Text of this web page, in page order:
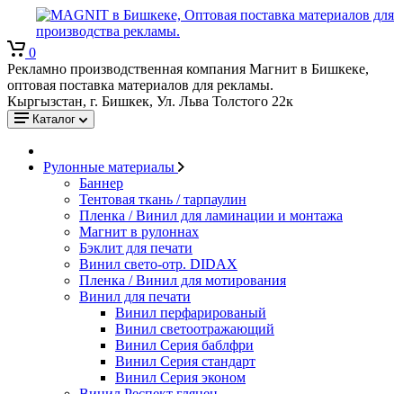
0
Рекламно производственная компания Магнит в Бишкеке,
оптовая поставка материалов для рекламы.
Кыргызстан, г. Бишкек, Ул. Льва Толстого 22к
Каталог
Рулонные материалы
Баннер
Тентовая ткань / тарпаулин
Пленка / Винил для ламинации и монтажа
Магнит в рулоннах
Бэклит для печати
Винил свето-отр. DIDAX
Пленка / Винил для мотирования
Винил для печати
Винил перфарированый
Винил светоотражающий
Винил Серия баблфри
Винил Серия стандарт
Винил Серия эконом